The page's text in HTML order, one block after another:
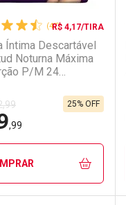
(47)
R$ 4,17/TIRA
Íntima Descartável
Noturna Máxima
P/M 24
,99
25% OFF